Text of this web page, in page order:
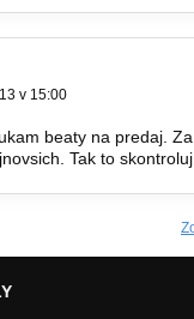
v 15:00
beaty na predaj. Za
Tak to